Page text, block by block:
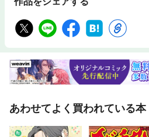
あわせてよく買われている本